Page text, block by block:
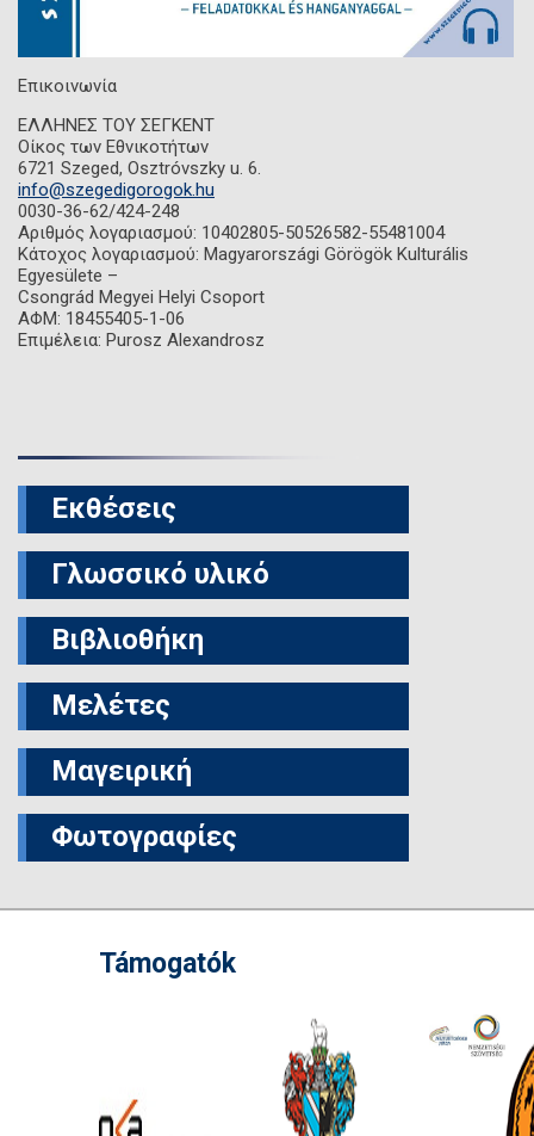
Επικοινωνία
ΕΛΛΗΝΕΣ ΤΟΥ ΣΕΓΚΕΝΤ
Οίκος των Εθνικοτήτων
6721 Szeged, Osztróvszky u. 6.
info@szegedigorogok.hu
0030-36-62/424-248
Αριθμός λογαριασμού: 10402805-50526582-55481004
Κάτοχος λογαριασμού: Magyarországi Görögök Kulturális
Egyesülete –
Csongrád Megyei Helyi Csoport
ΑΦΜ: 18455405-1-06
Επιμέλεια: Purosz Alexandrosz
Εκθέσεις
Γλωσσικό υλικό
Βιβλιοθήκη
Μελέτες
Μαγειρική
Φωτογραφίες
Támogatók